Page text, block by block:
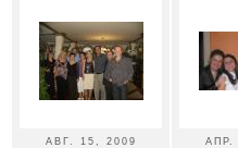
АВГ. 15, 2009 АПР.